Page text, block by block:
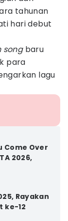
tahunan
hari debut
songbaru
para
lagu
Come Over
2026,
Rayakan
ke-12